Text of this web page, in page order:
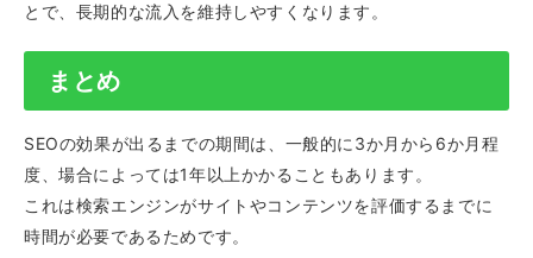
とで、長期的な流入を維持しやすくなります。
まとめ
SEOの効果が出るまでの期間は、一般的に3か月から6か月程
度、場合によっては1年以上かかることもあります。
これは検索エンジンがサイトやコンテンツを評価するまでに
時間が必要であるためです。